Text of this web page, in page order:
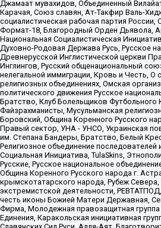
Джамаат мувахидов, Объединенный
Карачая, Союз славян, Ат-Такфир Валь-
социалистическая рабочая партия России,
Формат-18, Благородный Орден Дьявола,
Национальная Социалистическая
Духовно-Родовая Держава Русь, Русское
Древнерусской Инглистической церкви
Инглингов, Русский общенациональный
нелегальной иммиграции, Кровь и Честь, О
религиозных объединениях, Омская
политического движения Русское
Братство, Клуб Болельщиков Футбольного
Файзрахманисты, Мусульманская
Боровский, Община Коренного Русского
Правый сектор, УНА - УНСО, Украинская
им. Степана Бандеры, Братство, Белый
Религиозное объединение последователей
Социальная Инициатива, TulaSkins,
Русские, Русское национальное
Община Коренного Русского народа г.
крымскотатарского народа, Рубеж
экстремистской деятельности,
честь иконы Божией Матери Державная,
Фирма, Молодежная правозащитная
Единения, Каракольская инициативная